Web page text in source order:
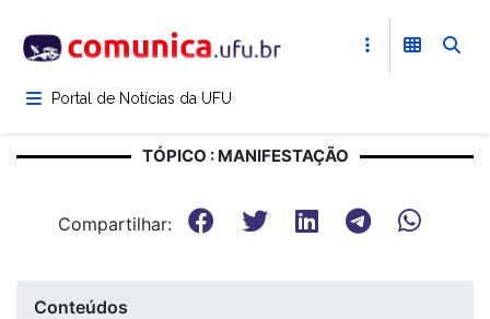
para
conteúdoPortal de Notícias da UFU
TÓPICO : MANIFESTAÇÃO
Compartilhar:
Conteúdos